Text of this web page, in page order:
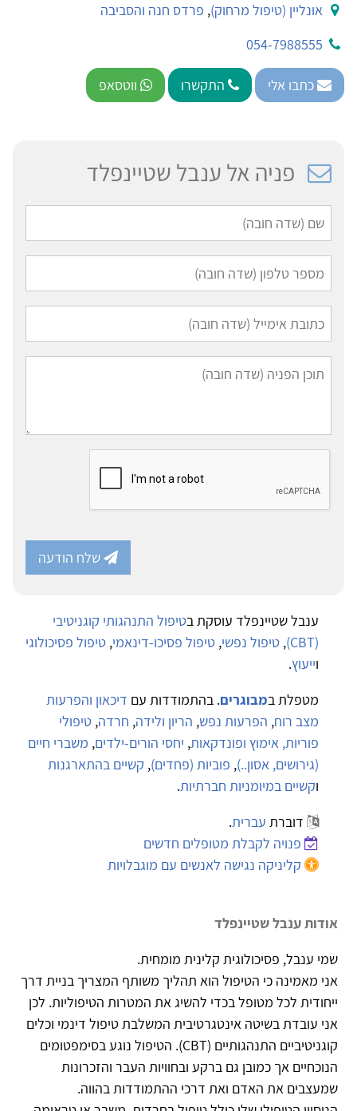
אונליין (טיפול מרחוק), פרדס חנה והסביבה
054-7988555
כתבו אלי התקשרו ווטסאפ
פניה אל ענבל שטיינפלד
שלח הודעה
ענבל שטיינפלד עוסקת בטיפול התנהגותי קוגניטיבי
(CBT)
, טיפול נפשי, טיפול פסיכו-דינאמי, טיפול פסיכולוגי
וייעוץ.
מטפלת במבוגרים. בהתמודדות עם דיכאון והפרעות
מצב רוח, הפרעות נפש, הריון ולידה, חרדה, טיפולי
פוריות, אימוץ ופונדקאות, יחסי הורים-ילדים, משברי חיים
(גירושים, אסון..), פוביות (פחדים), קשיים בהתארגנות
וקשיים במיומניות חברתיות.
דוברת עברית.
פנויה לקבלת מטופלים חדשים
קליניקה נגישה לאנשים עם מוגבלויות
אודות ענבל שטיינפלד
שמי ענבל, פסיכולוגית קלינית מומחית.
אני מאמינה כי הטיפול הוא תהליך משותף המצריך בניית דרך
ייחודית לכל מטופל בכדי להשיג את המטרות הטיפוליות. לכן
אני עובדת בשיטה אינטגרטיבית המשלבת טיפול דינמי וכלים
קוגניטיביים התנהגותיים (CBT). הטיפול נוגע בסימפטומים
הנוכחיים אך כמובן גם ברקע ובחוויות העבר והזכרונות
שמעצבים את האדם ואת דרכי ההתמודדות בהווה.